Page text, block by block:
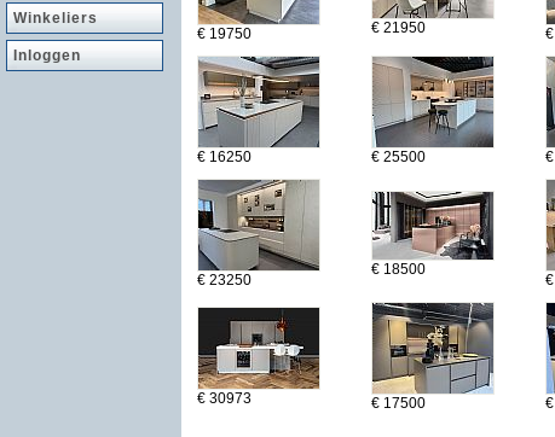
Winkeliers
Inloggen
€ 19750 € 21950
€ 16250 € 25500
€ 23250
€ 18500
€ 30973 € 17500